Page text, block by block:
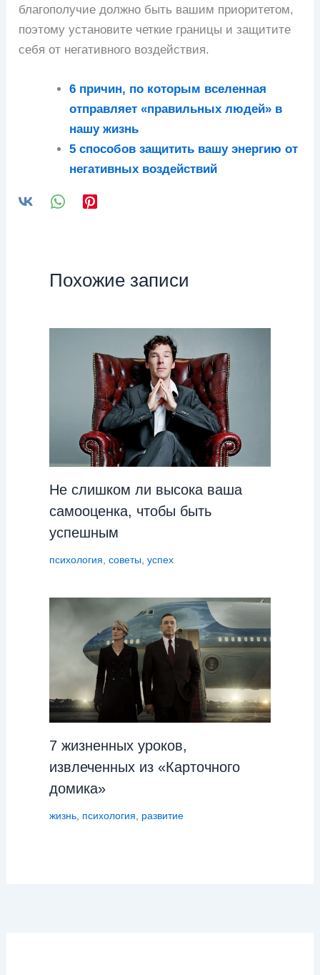
благополучие должно быть вашим приоритетом,
поэтому установите четкие границы и защитите
себя от негативного воздействия.
6 причин, по которым вселенная
отправляет «правильных людей» в
нашу жизнь
5 способов защитить вашу энергию от
негативных воздействий
Похожие записи
Не слишком ли высока ваша
самооценка, чтобы быть
успешным
психология советы, успех
7 жизненных уроков,
извлеченных из «Карточного
домика»
жизнь, психология развитие